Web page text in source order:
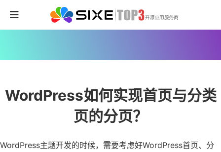
WordPress如何实现首页与分类
页的分页？
WordPress主题开发的时候，需要考虑好WordPress首页、分